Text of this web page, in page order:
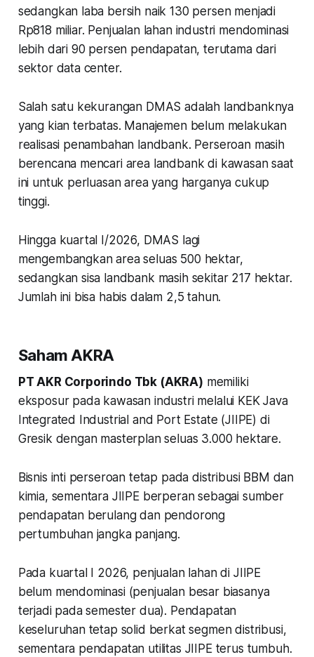
sedangkan laba bersih naik 130 persen menjadi
Rp818 miliar. Penjualan lahan industri mendominasi
lebih dari 90 persen pendapatan, terutama dari
sektor data center.
Salah satu kekurangan DMAS adalah landbanknya
yang kian terbatas. Manajemen belum melakukan
realisasi penambahan landbank. Perseroan masih
berencana mencari area landbank di kawasan saat
ini untuk perluasan area yang harganya cukup
tinggi.
Hingga kuartal I/2026, DMAS lagi
mengembangkan area seluas 500 hektar,
sedangkan sisa landbank masih sekitar 217 hektar.
Jumlah ini bisa habis dalam 2,5 tahun.
Saham AKRA
PT AKR Corporindo Tbk (AKRA) memiliki
eksposur pada kawasan industri melalui KEK Java
Integrated Industrial and Port Estate (JIIPE) di
Gresik dengan masterplan seluas 3.000 hektare.
Bisnis inti perseroan tetap pada distribusi BBM dan
kimia, sementara JIIPE berperan sebagai sumber
pendapatan berulang dan pendorong
pertumbuhan jangka panjang.
Pada kuartal I 2026, penjualan lahan di JIIPE
belum mendominasi (penjualan besar biasanya
terjadi pada semester dua). Pendapatan
keseluruhan tetap solid berkat segmen distribusi,
sementara pendapatan utilitas JIIPE terus tumbuh.